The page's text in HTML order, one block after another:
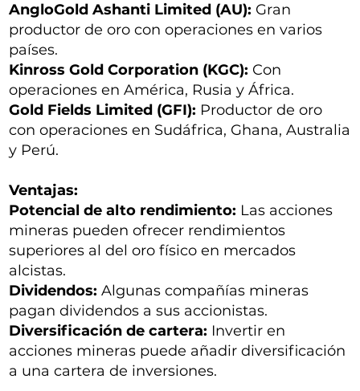
AngloGold Ashanti Limited (AU): Gran
productor de oro con operaciones en varios
países.
Kinross Gold Corporation (KGC): Con
operaciones en América, Rusia y África.
Gold Fields Limited (GFI): Productor de oro
con operaciones en Sudáfrica, Ghana, Australia
y Perú.
Ventajas:
Potencial de alto rendimiento: Las acciones
mineras pueden ofrecer rendimientos
superiores al del oro físico en mercados
alcistas.
Dividendos: Algunas compañías mineras
pagan dividendos a sus accionistas.
Diversificación de cartera: Invertir en
acciones mineras puede añadir diversificación
a una cartera de inversiones.